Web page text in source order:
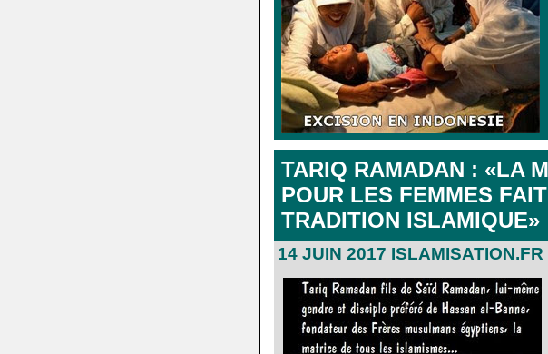
TARIQ RAMADAN : «LA
POUR LES FEMMES
TRADITION ISLAMIQUE»
14 JUIN 2017 ISLAMISATION.FR